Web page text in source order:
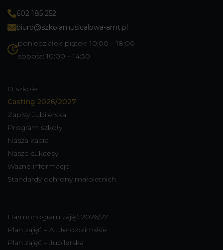
602 185 252
biuro@szkolamusicalowa-amt.pl
poniedziałek-piątek: 10:00 – 18:00
sobota: 10:00 – 14:30
O szkole
Casting 2026/2027
Zapisy Jubilerska
Program szkoły
Nasza kadra
Nasze sukcesy
Ważne informacje
Standardy ochrony małoletnich
Harmonogram zajęć 2026/27
Plan zajęć – Al. Jerozolimskie
Plan zajęć – Jubilerska